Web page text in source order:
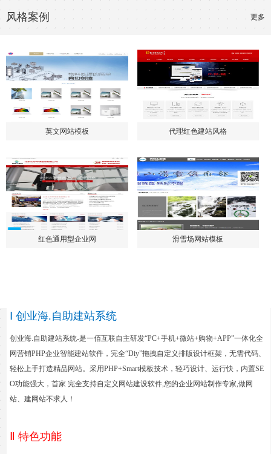
Ⅰ 创业海.自助建站系统
创业海.自助建站系统-是一佰互联自主研发“PC+手机+微站+购物+APP”一体化全
网营销PHP企业智能建站软件，完全“Diy”拖拽自定义排版设计框架，无需代码、
轻松上手打造精品网站。采用PHP+Smart模板技术，轻巧设计、运行快，内置SE
O功能强大，首家 完全支持自定义网站建设软件,您的企业网站制作专家,做网
站、建网站不求人！
Ⅱ 特色功能
风格案例 更多
英文网站模板 代理红色建站风格
红色通用型企业网 滑雪场网站模板